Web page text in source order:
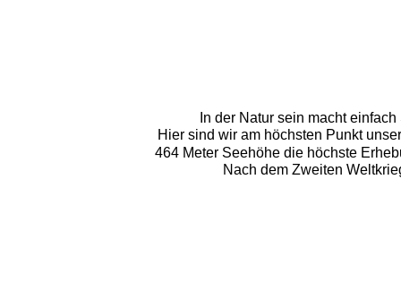
In der Natur sein macht
Hier sind wir am höchsten Punkt
464 Meter Seehöhe die höchste
Nach dem Zweiten